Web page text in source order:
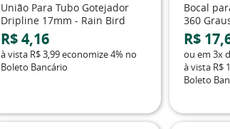
União Para Tubo Gotejador
Dripline 17mm - Rain Bird
R$ 4,16
à vista R$ 3,99economize4% no
Boleto Bancário
Bocal
360
R$
ou em3x
à vista R$
Boleto